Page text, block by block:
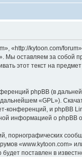
kytoon.com/
оставляем за собой
этот текст на
phpBB (в
«GPL»).
конференций, и phpBB
информацией о phpBB
порнографических
«www.kytoon.com»
поставлен в